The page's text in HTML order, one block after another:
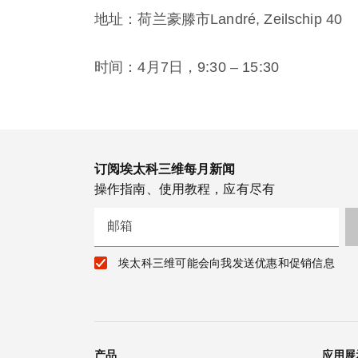
地址：荷兰豪滕市Landré, Zeilschip 40
时间：4月7日，9:30 – 15:30
订阅埃太科三维每月新闻
操作指南、使用教程，应有尽有
邮箱
埃太科三维可能会向我发送优惠和促销信息
产品
应用展